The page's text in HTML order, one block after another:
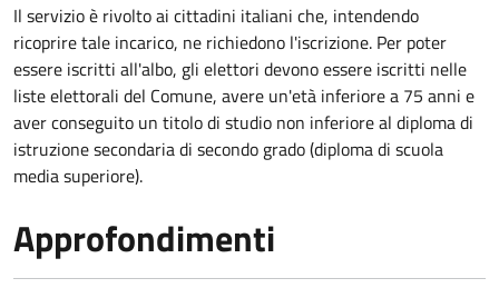
Il servizio è rivolto ai cittadini italiani che, intendendo
ricoprire tale incarico, ne richiedono l'iscrizione. Per poter
essere iscritti all'albo, gli elettori devono essere iscritti nelle
liste elettorali del Comune, avere un'età inferiore a 75 anni e
aver conseguito un titolo di studio non inferiore al diploma di
istruzione secondaria di secondo grado (diploma di scuola
media superiore).
Approfondimenti